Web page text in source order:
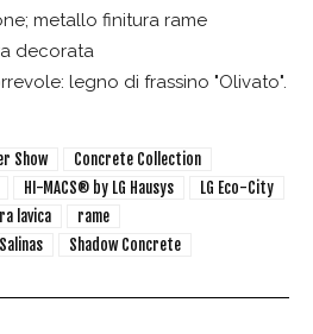
metallo finitura rame
decorata
legno di frassino "Olivato".
Show
Concrete Collection
HI-MACS® by LG Hausys
LG Eco-City
lavica
rame
Salinas Shadow Concrete